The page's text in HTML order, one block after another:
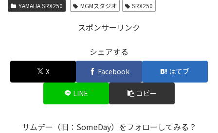
YAMAHA SRX250 MGMスタジオ SRX250
スポンサーリンク
シェアする
X Facebook はてブ
LINE コピー
サムデー（旧：SomeDay）をフォローしてみる？